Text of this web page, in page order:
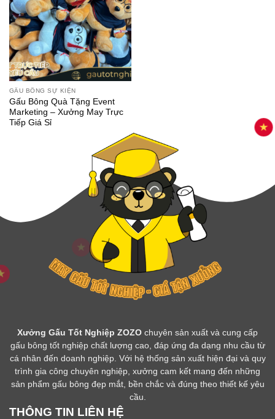
GẤU BÔNG SỰ KIỆN
Gấu Bông Quà Tặng Event
Marketing – Xưởng May Trực
Tiếp Giá Sỉ
Xưởng Gấu Tốt Nghiệp ZOZO chuyên sản xuất và cung cấp
gấu bông tốt nghiệp chất lượng cao, đáp ứng đa dạng nhu cầu từ
cá nhân đến doanh nghiệp. Với hệ thống sản xuất hiện đại và quy
trình gia công chuyên nghiệp, xưởng cam kết mang đến những
sản phẩm gấu bông đẹp mắt, bền chắc và đúng theo thiết kế yêu
cầu.
THÔNG TIN LIÊN HỆ